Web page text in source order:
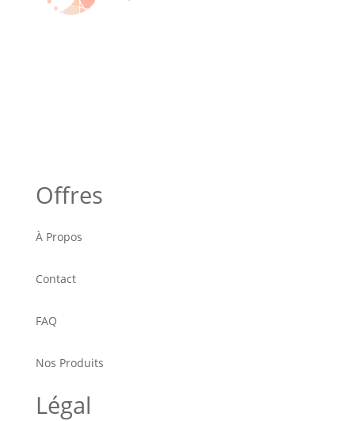
Offres
À Propos
Contact
FAQ
Nos Produits
Légal